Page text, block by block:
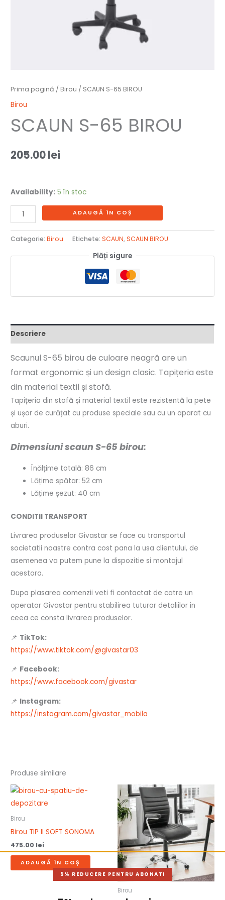
Prima pagină /Birou / SCAUN S-65 BIROU
Birou
SCAUN S-65 BIROU
205.00lei
Availability: 5 în stoc
ADAUGĂ ÎN COȘ
Categorie:Birou Etichete:SCAUN,SCAUN BIROU
Plăți sigure
Descriere
Scaunul S-65 birou de culoare neagră are un
format ergonomic și un design clasic. Tapițeria este
din material textil și stofă.
Tapițeria din stofă și material textil este rezistentă la pete
și ușor de curățat cu produse speciale sau cu un aparat cu
aburi.
Dimensiuni scaun S-65 birou:
Înălțime totală: 86 cm
Lățime spătar: 52 cm
Lățime șezut: 40 cm
CONDITII TRANSPORT
Livrarea produselor Givastar se face cu transportul
societatii noastre contra cost pana la usa clientului, de
asemenea va putem pune la dispozitie si montajul
acestora.
Dupa plasarea comenzii veti fi contactat de catre un
operator Givastar pentru stabilirea tuturor detaliilor in
ceea ce consta livrarea produselor.
📌 TikTok:
https://www.tiktok.com/@givastar03
📌 Facebook:
https://www.facebook.com/givastar
📌 Instagram:
https://instagram.com/givastar_mobila
Produse similare
Birou
Birou TIP II SOFT SONOMA
475.00 lei
ADAUGĂ ÎN COȘ
Birou
5% REDUCERE PENTRU ABONATI